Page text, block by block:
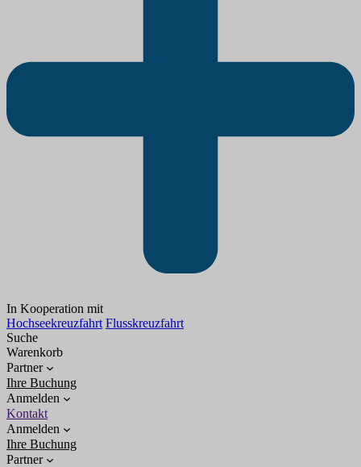
In Kooperation mit
Hochseekreuzfahrt Flusskreuzfahrt
Suche
Warenkorb
Partner
Ihre Buchung
Anmelden
Kontakt
Anmelden
Ihre Buchung
Partner